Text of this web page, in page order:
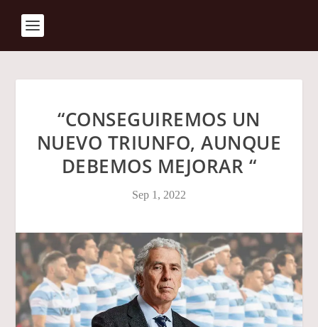
“CONSEGUIREMOS UN
NUEVO TRIUNFO, AUNQUE
DEBEMOS MEJORAR “
Sep 1, 2022